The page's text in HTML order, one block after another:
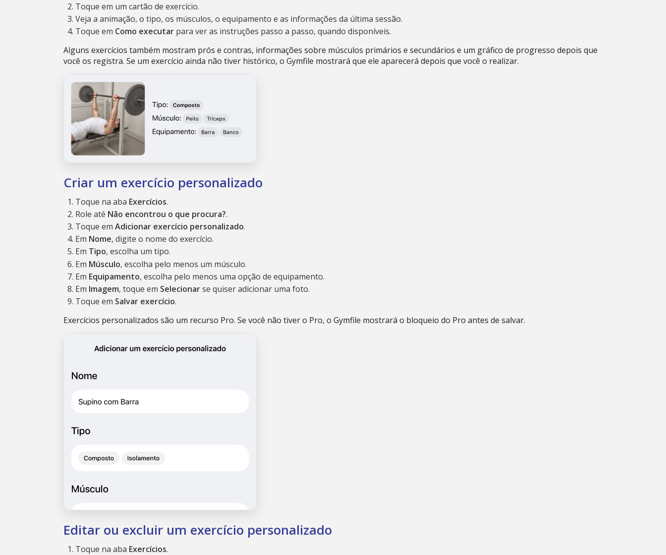
Toque em um cartão de exercício.
Veja a animação, o tipo, os músculos, o equipamento e as informações da última sessão.
Toque em Como executar para ver as instruções passo a passo, quando disponíveis.
Alguns exercícios também mostram prós e contras, informações sobre músculos primários e secundários e um gráfico de progresso depois que
você os registra. Se um exercício ainda não tiver histórico, o Gymfile mostrará que ele aparecerá depois que você o realizar.
Criar um exercício personalizado
Toque na aba Exercícios.
Role até Não encontrou o que procura?.
Toque em Adicionar exercício personalizado.
Em Nome, digite o nome do exercício.
Em Tipo, escolha um tipo.
Em Músculo, escolha pelo menos um músculo.
Em Equipamento, escolha pelo menos uma opção de equipamento.
Em Imagem, toque em Selecionarse quiser adicionar uma foto.
Toque em Salvar exercício.
Exercícios personalizados são um recurso Pro. Se você não tiver o Pro, o Gymfile mostrará o bloqueio do Pro antes de salvar.
Editar ou excluir um exercício personalizado
Toque na aba Exercícios.